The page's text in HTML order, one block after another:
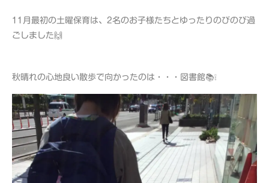
11月最初の土曜保育は、2名のお子様たちとゆったりのびのび過
ごしました🙌
秋晴れの心地良い散歩で向かったのは・・・図書館📚❕